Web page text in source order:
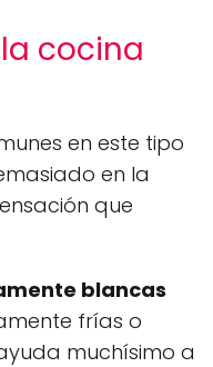
cocina
en este tipo
en la
que
blancas
frías o
muchísimo a